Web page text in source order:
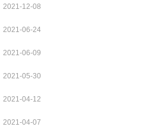
2021-12-08
2021-06-24
2021-06-09
2021-05-30
2021-04-12
2021-04-07